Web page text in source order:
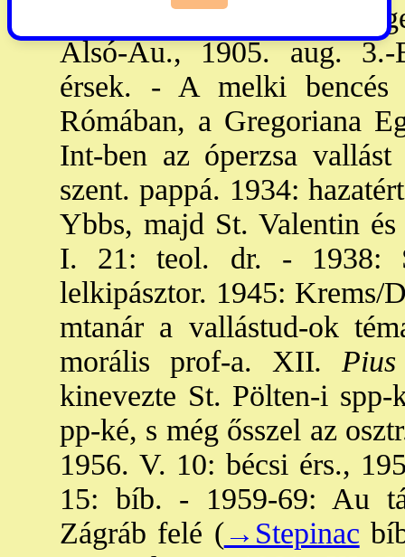
Franz
Alsó-Au., 1905. aug. 3.-
érsek. - A melki bencés
Rómában, a Gregoriana
Int-ben az óperzsa
szent. pappá. 1934:
Ybbs, majd St. Valentin
I. 21: teol. dr. - 1938:
lelkipásztor. 1945: Krems/
mtanár a vallástud-ok
morális prof-a. XII. Pius
kinevezte St. Pölten-i
pp-ké, s még ősszel az
1956. V. 10: bécsi érs.,
15: bíb. - 1959-69: Au
Zágráb felé (→Stepinac